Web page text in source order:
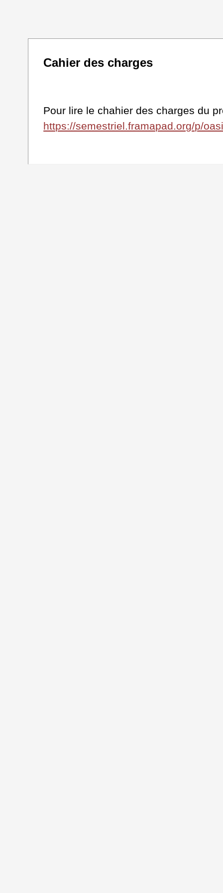
Cahier des charges
Pour lire le chahier des charges du
https://semestriel.framapad.org/p/